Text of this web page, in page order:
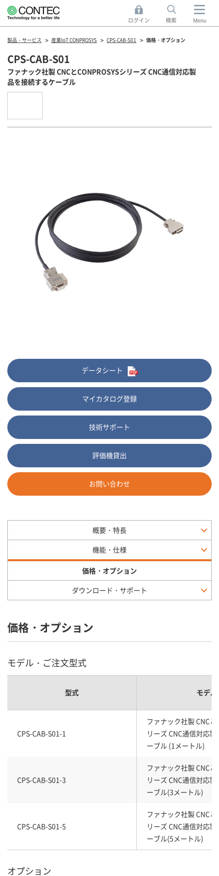
ログイン 検索 Menu
製品・サービス 産業IoT CONPROSYS CPS-CAB-S01 価格・オプション
CPS-CAB-S01
ファナック社製 CNCとCONPROSYSシリーズ CNC通信対応製
品を接続するケーブル
データシート
マイカタログ登録
技術サポート
評価機貸出
お問い合わせ
概要・特長
機能・仕様
価格・オプション
ダウンロード・サポート
価格・オプション
モデル・ご注文型式
型式 モデル
CPS-CAB-S01-1
ファナック社製 CNCと
リーズ CNC通信対応
ーブル (1メートル)
CPS-CAB-S01-3
ファナック社製 CNCと
リーズ CNC通信対応
ーブル(3メートル)
CPS-CAB-S01-5
ファナック社製 CNCと
リーズ CNC通信対応
ーブル(5メートル)
オプション